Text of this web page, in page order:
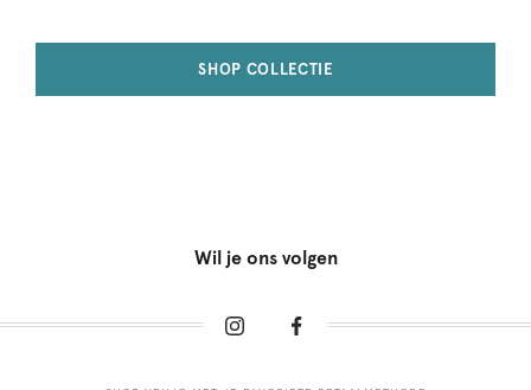
SHOP COLLECTIE
Wil je ons volgen